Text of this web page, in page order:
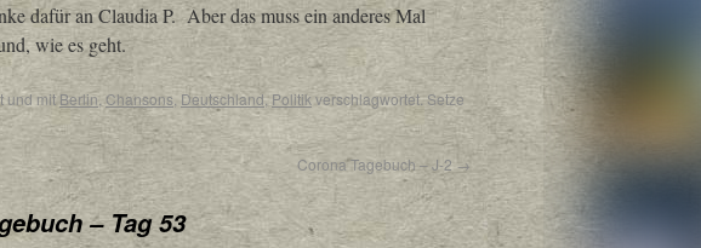
dafür an Claudia P. Aber das muss ein anderes Mal
wie es geht.
und mitBerlin, Chansons Deutschland,Politik verschlagwortet. Setze
Corona Tagebuch – J-2 →
– Tag 53